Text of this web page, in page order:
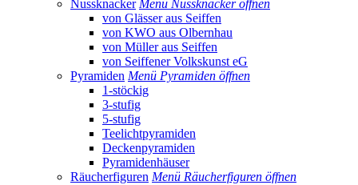
Nussknacker Menü Nussknacker öffnen
von Glässer aus Seiffen
von KWO aus Olbernhau
von Müller aus Seiffen
von Seiffener Volkskunst eG
Pyramiden Menü Pyramiden öffnen
1-stöckig
3-stufig
5-stufig
Teelichtpyramiden
Deckenpyramiden
Pyramidenhäuser
Räucherfiguren Menü Räucherfiguren öffnen